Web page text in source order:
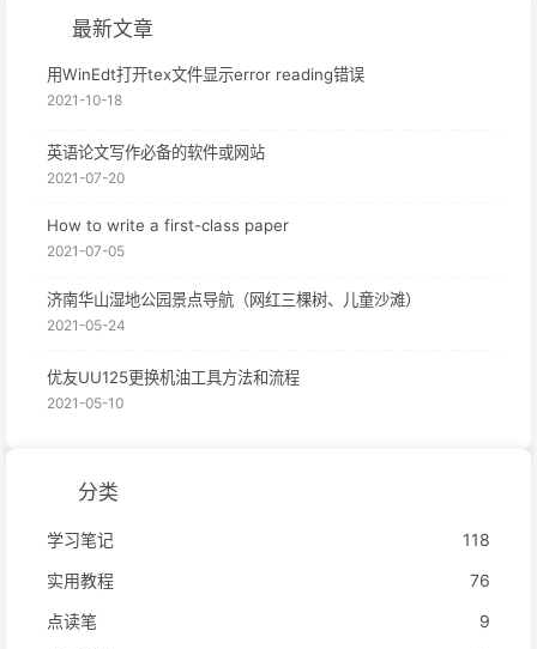
最新文章
用WinEdt打开tex文件显示error reading错误
2021-10-18
英语论文写作必备的软件或网站
2021-07-20
How to write a first-class paper
2021-07-05
济南华山湿地公园景点导航（网红三棵树、儿童沙滩）
2021-05-24
优友UU125更换机油工具方法和流程
2021-05-10
分类
学习笔记
118
实用教程
76
点读笔
9